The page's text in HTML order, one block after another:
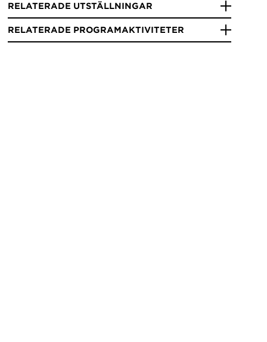
RELATERADE UTSTÄLLNINGAR
RELATERADE PROGRAMAKTIVITETER